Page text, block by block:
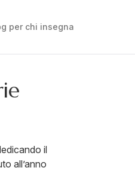
per chi insegna
il
all’anno